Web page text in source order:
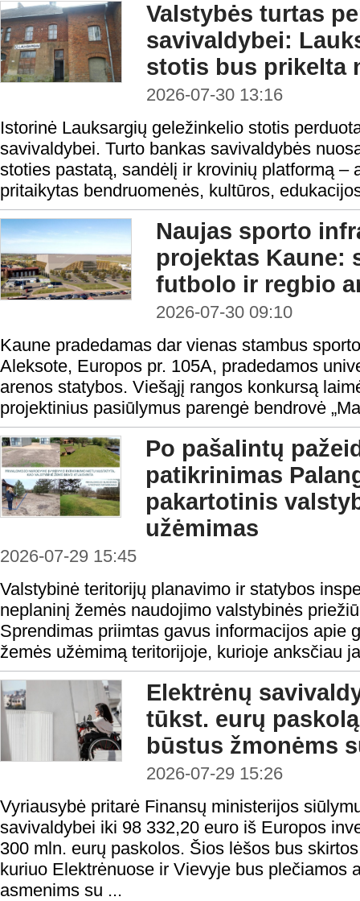
Valstybės turtas
savivaldybei:
stotis bus prikelta
2026-07-30 13:16
Istorinė Lauksargių geležinkelio stotis
savivaldybei. Turto bankas savivaldybės
stoties pastatą, sandėlį ir krovinių platformą –
pritaikytas bendruomenės, kultūros,
Naujas sporto
projektas Kaune:
futbolo ir regbio
2026-07-30 09:10
Kaune pradedamas dar vienas stambus
Aleksote, Europos pr. 105A, pradedamos
arenos statybos. Viešąjį rangos konkursą
projektinius pasiūlymus parengė bendrovė
Po pašalintų
patikrinimas
pakartotinis
užėmimas
2026-07-29 15:45
Valstybinė teritorijų planavimo ir statybos
neplaninį žemės naudojimo valstybinės
Sprendimas priimtas gavus informacijos apie
žemės užėmimą teritorijoje, kurioje anksčiau
Elektrėnų
tūkst. eurų
būstus žmonėms
2026-07-29 15:26
Vyriausybė pritarė Finansų ministerijos
savivaldybei iki 98 332,20 euro iš Europos
300 mln. eurų paskolos. Šios lėšos bus
kuriuo Elektrėnuose ir Vievyje bus plečiamos
asmenims su ...